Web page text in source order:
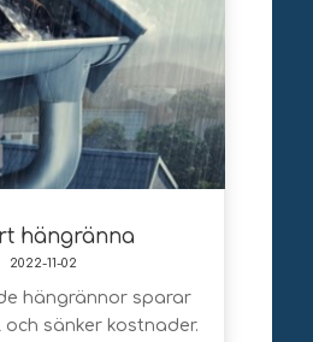
hängränna
2022-11-02
hängrännor sparar
sänker kostnader.